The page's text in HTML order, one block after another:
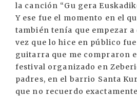
la canción “Gu gera
Y ese fue el momento en el
también tenía que empezar
vez que lo hice en público
guitarra que me compraron
festival organizado en
padres, en el barrio Santa
que no recuerdo